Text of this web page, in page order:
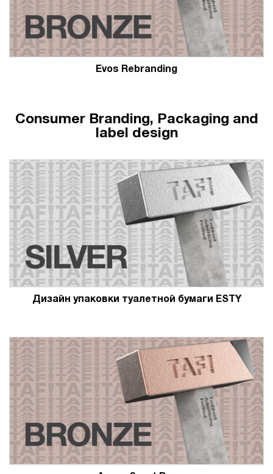
Evos Rebranding
Consumer Branding, Packaging and
label design
Дизайн упаковки туалетной бумаги ESTY